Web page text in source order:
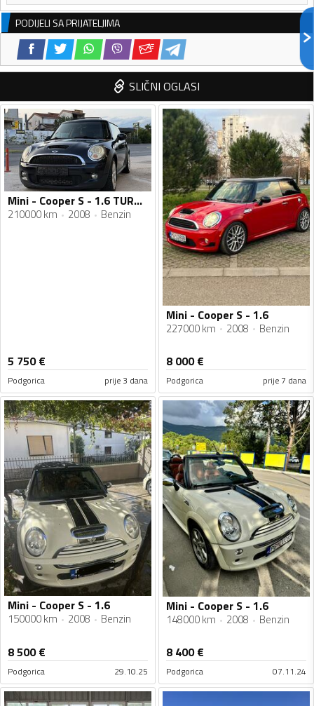
PODIJELI SA PRIJATELJIMA
SLIČNI OGLASI
Mini - Cooper S - 1.6 TURBO
210000 km 2008 Benzin
5 750€
Podgorica prije 3 dana
Mini - Cooper S - 1.6
227000 km 2008 Benzin
8 000€
Podgorica prije 7 dana
Mini - Cooper S - 1.6
150000 km 2008 Benzin
8 500€
Podgorica 29.10.25
Mini - Cooper S - 1.6
148000 km 2008 Benzin
8 400€
Podgorica 07.11.24